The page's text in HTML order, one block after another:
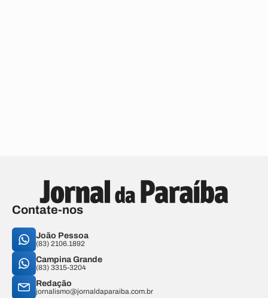
Contate-nos
João Pessoa
(83) 2106.1892
Campina Grande
(83) 3315-3204
Redação
jornalismo@jornaldaparaiba.com.br